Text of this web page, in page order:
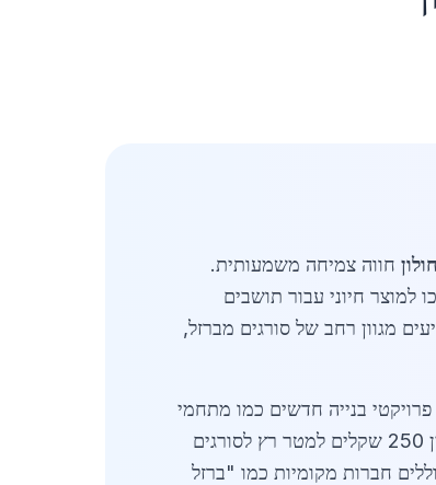
חווה צמיחה משמעותית.
למוצר חיוני עבור תושבים
מגוון רחב של סורגים מברזל,
קודמת, בעיקר בשל פרויקטי בנייה חדשים כמו מתחמי
מגורים בדרום העיר. הביקוש מתחלק בין סורגים קבועים (60%), נשלפים (25%) וקיפוליים (15%). מחירים נעים בין 250 שקלים למטר רץ לסורגים
כוללים חברות מקומיות כמו "ברזל